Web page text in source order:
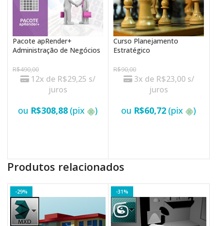
Pacote apRender+
Administração de Negócios
R$490,00
12x de R$29,25 s/
juros
ou R$308,88 (pix )
Curso Planejamento
Estratégico
R$90,00
3x de R$23,00 s/
juros
ou R$60,72 (pix )
Produtos relacionados
-29% -31%